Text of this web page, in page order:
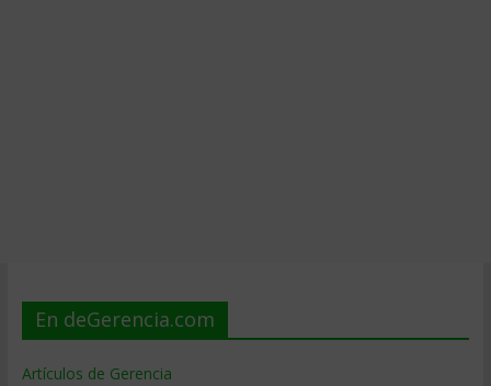
En deGerencia.com
Artículos de Gerencia